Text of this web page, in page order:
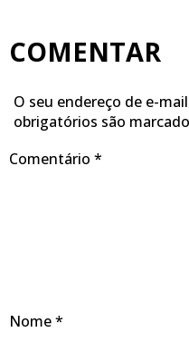
COMENTAR
O seu endereço de e-
obrigatórios são
Comentário *
Nome*